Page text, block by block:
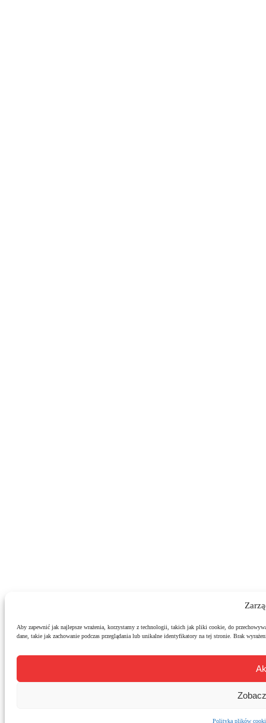
Aby zapewnić jak najlepsze wrażenia, korzystamy z technologii, takich jak pliki cookie, do
dane, takie jak zachowanie podczas przeglądania lub unikalne identyfikatory na tej stronie. Brak
Polityka plików